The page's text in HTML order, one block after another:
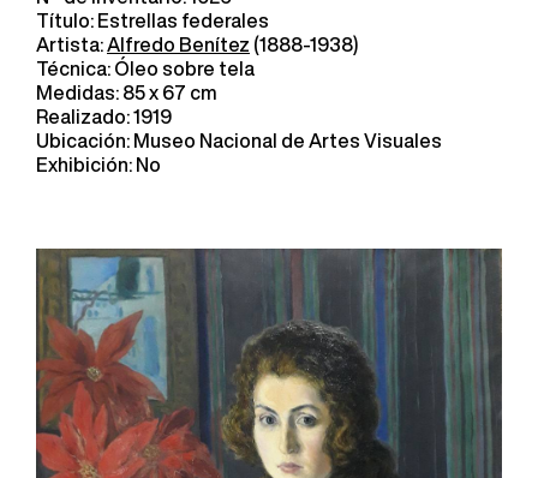
Título: Estrellas federales
Artista: Alfredo Benítez (1888-1938)
Técnica: Óleo sobre tela
Medidas: 85 x 67 cm
Realizado: 1919
Ubicación: Museo Nacional de Artes Visuales
Exhibición: No